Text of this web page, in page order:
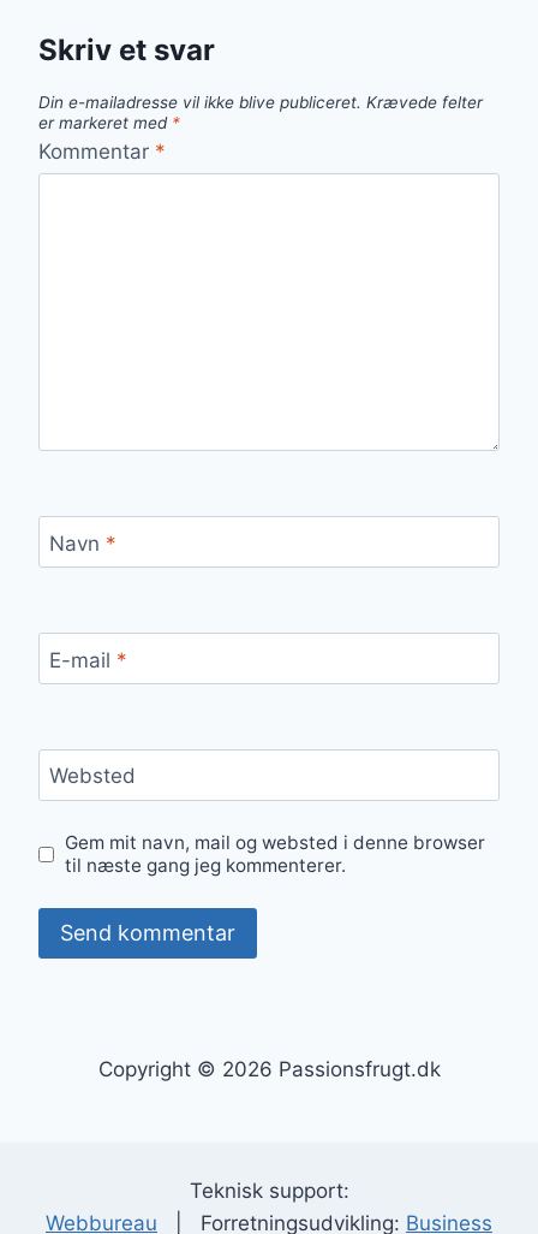
Skriv et svar
Din e-mailadresse vil ikke blive publiceret. Krævede felter
er markeret med *
Kommentar *
Navn *
E-mail *
Websted
Gem mit navn, mail og websted i denne browser
til næste gang jeg kommenterer.
Copyright © 2026 Passionsfrugt.dk
Teknisk support:
Webbureau | Forretningsudvikling: Business